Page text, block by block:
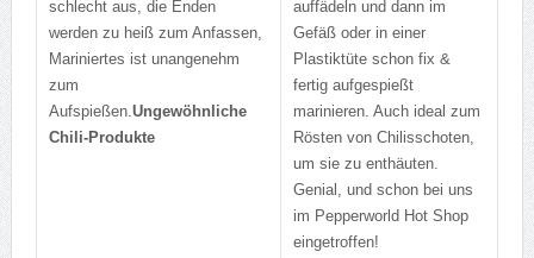
schlecht aus, die Enden
werden zu heiß zum Anfassen,
Mariniertes ist unangenehm
zum
Aufspießen.Ungewöhnliche
Chili-Produkte
auffädeln und dann im
Gefäß oder in einer
Plastiktüte schon fix &
fertig aufgespießt
marinieren. Auch ideal zum
Rösten von Chilisschoten,
um sie zu enthäuten.
Genial, und schon bei uns
im Pepperworld Hot Shop
eingetroffen!